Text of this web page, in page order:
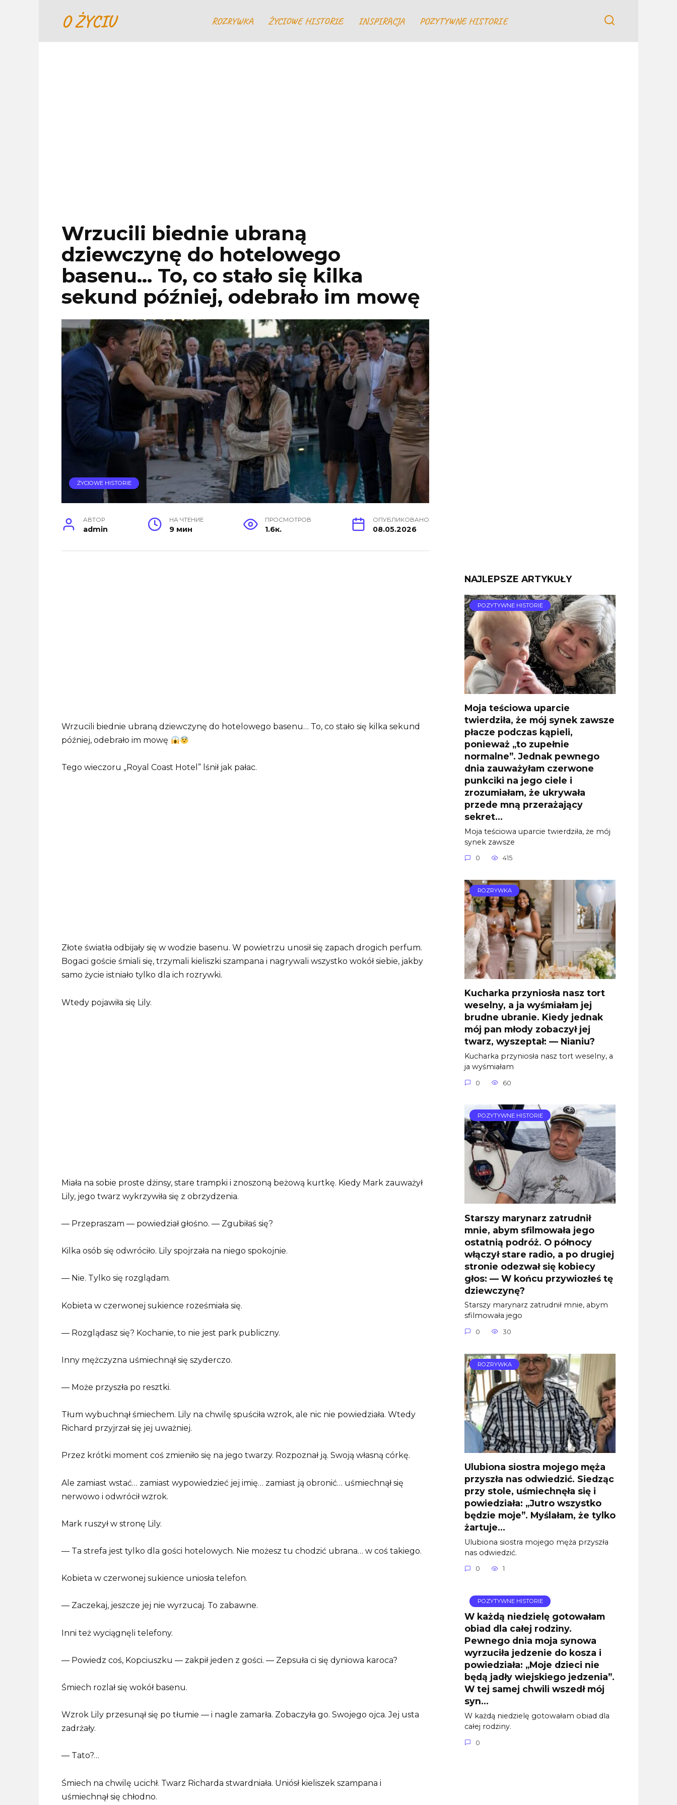
O ŻYCIU ROZRYWKA ŻYCIOWE HISTORIE INSPIRACJA POZYTYWNE HISTORIE
Wrzucili biednie ubraną
dziewczynę do hotelowego
basenu… To, co stało się kilka
sekund później, odebrało im mowę
ŻYCIOWE HISTORIE
АВТОР
admin
НА ЧТЕНИЕ
9 мин
ПРОСМОТРОВ
1.6к.
ОПУБЛИКОВАНО
08.05.2026
Wrzucili biednie ubraną dziewczynę do hotelowego basenu… To, co stało się kilka sekund
później, odebrało im mowę
Tego wieczoru „Royal Coast Hotel” lśnił jak pałac.
Złote światła odbijały się w wodzie basenu. W powietrzu unosił się zapach drogich perfum.
Bogaci goście śmiali się, trzymali kieliszki szampana i nagrywali wszystko wokół siebie, jakby
samo życie istniało tylko dla ich rozrywki.
Wtedy pojawiła się Lily.
Miała na sobie proste dżinsy, stare trampki i znoszoną beżową kurtkę. Kiedy Mark zauważył
Lily, jego twarz wykrzywiła się z obrzydzenia.
— Przepraszam — powiedział głośno. — Zgubiłaś się?
Kilka osób się odwróciło. Lily spojrzała na niego spokojnie.
— Nie. Tylko się rozglądam.
Kobieta w czerwonej sukience roześmiała się.
— Rozglądasz się? Kochanie, to nie jest park publiczny.
Inny mężczyzna uśmiechnął się szyderczo.
— Może przyszła po resztki.
Tłum wybuchnął śmiechem. Lily na chwilę spuściła wzrok, ale nic nie powiedziała. Wtedy
Richard przyjrzał się jej uważniej.
Przez krótki moment coś zmieniło się na jego twarzy. Rozpoznał ją. Swoją własną córkę.
Ale zamiast wstać… zamiast wypowiedzieć jej imię… zamiast ją obronić… uśmiechnął się
nerwowo i odwrócił wzrok.
Mark ruszył w stronę Lily.
— Ta strefa jest tylko dla gości hotelowych. Nie możesz tu chodzić ubrana… w coś takiego.
Kobieta w czerwonej sukience uniosła telefon.
— Zaczekaj, jeszcze jej nie wyrzucaj. To zabawne.
Inni też wyciągnęli telefony.
— Powiedz coś, Kopciuszku — zakpił jeden z gości. — Zepsuła ci się dyniowa karoca?
Śmiech rozlał się wokół basenu.
Wzrok Lily przesunął się po tłumie — i nagle zamarła. Zobaczyła go. Swojego ojca. Jej usta
zadrżały.
— Tato?…
Śmiech na chwilę ucichł. Twarz Richarda stwardniała. Uniósł kieliszek szampana i
uśmiechnął się chłodno.
NAJLEPSZE ARTYKUŁY
POZYTYWNE HISTORIE
Moja teściowa uparcie
twierdziła, że mój synek zawsze
płacze podczas kąpieli,
ponieważ „to zupełnie
normalne”. Jednak pewnego
dnia zauważyłam czerwone
punkciki na jego ciele i
zrozumiałam, że ukrywała
przede mną przerażający
sekret…
Moja teściowa uparcie twierdziła, że mój
synek zawsze
0 415
ROZRYWKA
Kucharka przyniosła nasz tort
weselny, a ja wyśmiałam jej
brudne ubranie. Kiedy jednak
mój pan młody zobaczył jej
twarz, wyszeptał: — Nianiu?
Kucharka przyniosła nasz tort weselny, a
ja wyśmiałam
0 60
POZYTYWNE HISTORIE
Starszy marynarz zatrudnił
mnie, abym sfilmowała jego
ostatnią podróż. O północy
włączył stare radio, a po drugiej
stronie odezwał się kobiecy
głos: — W końcu przywiozłeś tę
dziewczynę?
Starszy marynarz zatrudnił mnie, abym
sfilmowała jego
0 30
ROZRYWKA
Ulubiona siostra mojego męża
przyszła nas odwiedzić. Siedząc
przy stole, uśmiechnęła się i
powiedziała: „Jutro wszystko
będzie moje”. Myślałam, że tylko
żartuje…
Ulubiona siostra mojego męża przyszła
nas odwiedzić.
0 1
POZYTYWNE HISTORIE
W każdą niedzielę gotowałam
obiad dla całej rodziny.
Pewnego dnia moja synowa
wyrzuciła jedzenie do kosza i
powiedziała: „Moje dzieci nie
będą jadły wiejskiego jedzenia”.
W tej samej chwili wszedł mój
syn…
W każdą niedzielę gotowałam obiad dla
całej rodziny.
0